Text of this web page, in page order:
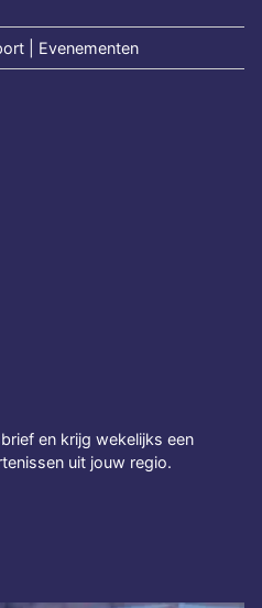
| Evenementen
en krijg wekelijks een
uit jouw regio.